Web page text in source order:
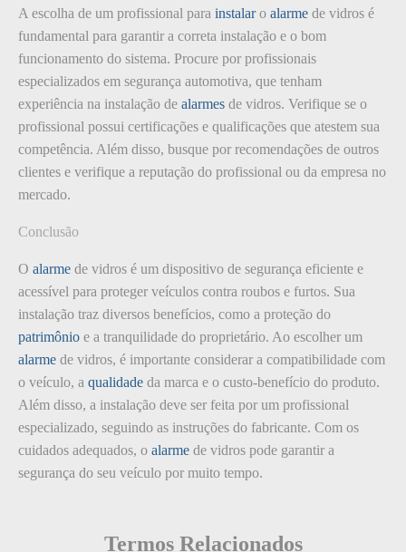
A escolha de um profissional para instalaro alarme de vidros é
fundamental para garantir a correta instalação e o bom
funcionamento do sistema. Procure por profissionais
especializados em segurança automotiva, que tenham
experiência na instalação de alarmes de vidros. Verifique se o
profissional possui certificações e qualificações que atestem sua
competência. Além disso, busque por recomendações de outros
clientes e verifique a reputação do profissional ou da empresa no
mercado.
Conclusão
O alarme de vidros é um dispositivo de segurança eficiente e
acessível para proteger veículos contra roubos e furtos. Sua
instalação traz diversos benefícios, como a proteção do
patrimônio e a tranquilidade do proprietário. Ao escolher um
alarme de vidros, é importante considerar a compatibilidade com
o veículo, a qualidade da marca e o custo-benefício do produto.
Além disso, a instalação deve ser feita por um profissional
especializado, seguindo as instruções do fabricante. Com os
cuidados adequados, o alarme de vidros pode garantir a
segurança do seu veículo por muito tempo.
Termos Relacionados